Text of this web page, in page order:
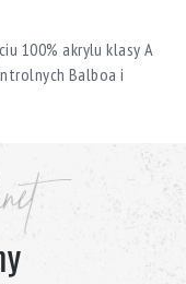
100% akrylu klasy A
Balboa i
wybór basenów